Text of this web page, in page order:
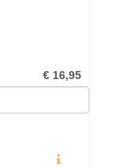
€ 16,95